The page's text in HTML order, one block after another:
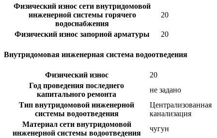
Физический износ сети внутридомовой
инженерной системы горячего
водоснабжения
20
Физический износ запорной арматуры 20
Внутридомовая инженерная система водоотведения
Физический износ
20
Год проведения последнего
капитального ремонта
не задано
Тип внутридомовой инженерной
системы водоотведения
Централизованная
канализация
Материал сети внутридомовой
инженерной системы водоотведения
чугун